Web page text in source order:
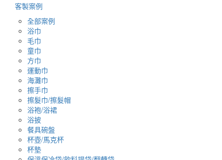
客製案例
全部案例
浴巾
毛巾
童巾
方巾
運動巾
海灘巾
擦手巾
擦髮巾/擦髮帽
浴袍/浴裙
浴披
餐具碗盤
杯壺/馬克杯
杯墊